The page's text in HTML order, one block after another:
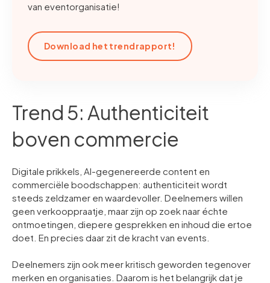
van eventorganisatie!
Download het trendrapport!
Trend 5: Authenticiteit
boven commercie
Digitale prikkels, AI-gegenereerde content en
commerciële boodschappen: authenticiteit wordt
steeds zeldzamer en waardevoller. Deelnemers willen
geen verkooppraatje, maar zijn op zoek naar échte
ontmoetingen, diepere gesprekken en inhoud die ertoe
doet. En precies daar zit de kracht van events.
Deelnemers zijn ook meer kritisch geworden tegenover
merken en organisaties. Daarom is het belangrijk dat je